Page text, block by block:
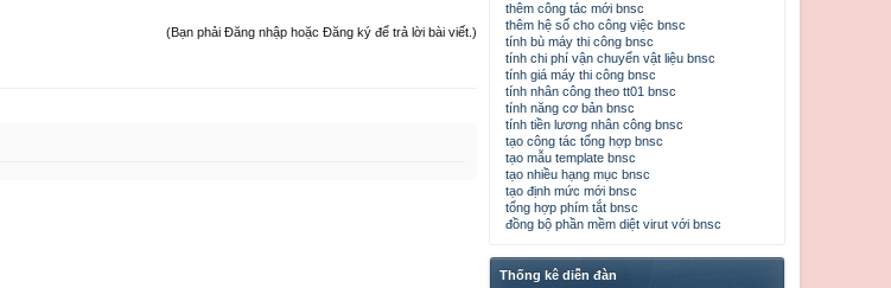
(Bạn phải Đăng nhập hoặc Đăng ký để trả lời bài viết.)
thêm công tác mới bnsc
thêm hệ số cho công việc bnsc
tính bù máy thi công bnsc
tính chi phí vận chuyển vật liệu bnsc
tính giá máy thi công bnsc
tính nhân công theo tt01 bnsc
tính năng cơ bản bnsc
tính tiền lương nhân công bnsc
tạo công tác tổng hợp bnsc
tạo mẫu template bnsc
tạo nhiều hạng mục bnsc
tạo định mức mới bnsc
tổng hợp phím tắt bnsc
đồng bộ phần mềm diệt virut với bnsc
Thống kê diễn đàn